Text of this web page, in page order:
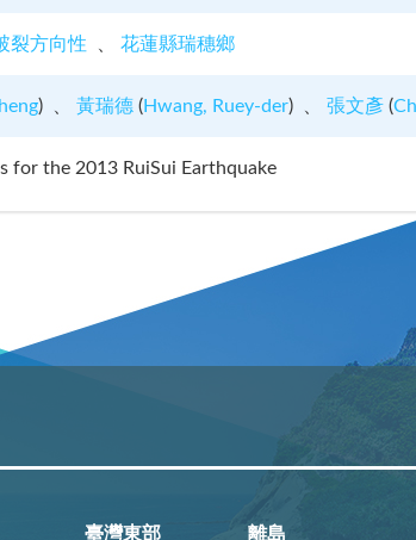
裂方向性 花蓮縣瑞穗鄉
) 黃瑞德(Hwang, Ruey-der) 張文彥(
for the 2013 RuiSui Earthquake
臺灣東部 離島